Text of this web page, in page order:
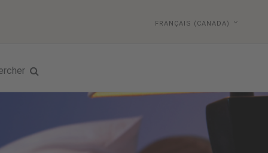
FRANÇAIS (CANADA)